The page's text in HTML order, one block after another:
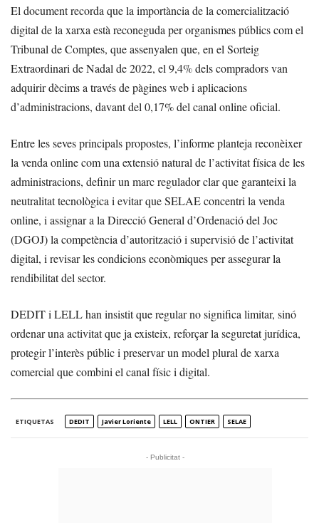
El document recorda que la importància de la comercialització
digital de la xarxa està reconeguda per organismes públics com el
Tribunal de Comptes, que assenyalen que, en el Sorteig
Extraordinari de Nadal de 2022, el 9,4% dels compradors van
adquirir dècims a través de pàgines web i aplicacions
d’administracions, davant del 0,17% del canal online oficial.
Entre les seves principals propostes, l’informe planteja reconèixer
la venda online com una extensió natural de l’activitat física de les
administracions, definir un marc regulador clar que garanteixi la
neutralitat tecnològica i evitar que SELAE concentri la venda
online, i assignar a la Direcció General d’Ordenació del Joc
(DGOJ) la competència d’autorització i supervisió de l’activitat
digital, i revisar les condicions econòmiques per assegurar la
rendibilitat del sector.
DEDIT i LELL han insistit que regular no significa limitar, sinó
ordenar una activitat que ja existeix, reforçar la seguretat jurídica,
protegir l’interès públic i preservar un model plural de xarxa
comercial que combini el canal físic i digital.
ETIQUETAS DEDIT Javier Loriente LELL ONTIER SELAE
- Publicitat -